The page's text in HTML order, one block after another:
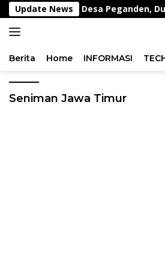
Langsung
ke
konten
Update News
Kambing di Desa Peganden,
Berita Home INFORMASI
Seniman Jawa Timur